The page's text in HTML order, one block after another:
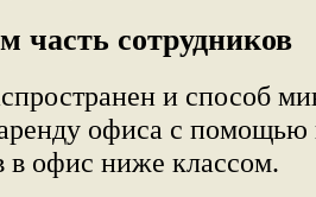
часть сотрудников
и способ
офиса с помощью
в офис ниже классом.